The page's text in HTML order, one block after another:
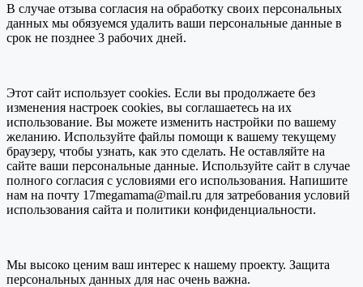
В случае отзыва согласия на обработку своих персональных
данных мы обязуемся удалить ваши персональные данные в
срок не позднее 3 рабочих дней.
Этот сайт использует cookies. Если вы продолжаете без
изменения настроек cookies, вы соглашаетесь на их
использование. Вы можете изменить настройки по вашему
желанию. Используйте файлы помощи к вашему текущему
браузеру, чтобы узнать, как это сделать. Не оставляйте на
сайте ваши персональные данные. Используйте сайт в случае
полного согласия с условиями его использования. Напишите
нам на почту 17megamama@mail.ru для затребования условий
использования сайта и политики конфиденциальности.
Мы высоко ценим ваш интерес к нашему проекту. Защита
персональных данных для нас очень важна.